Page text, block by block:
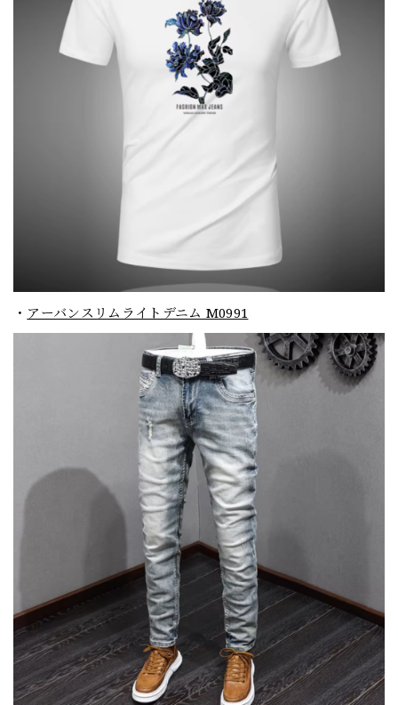
・ アーバンスリムライトデニム M0991